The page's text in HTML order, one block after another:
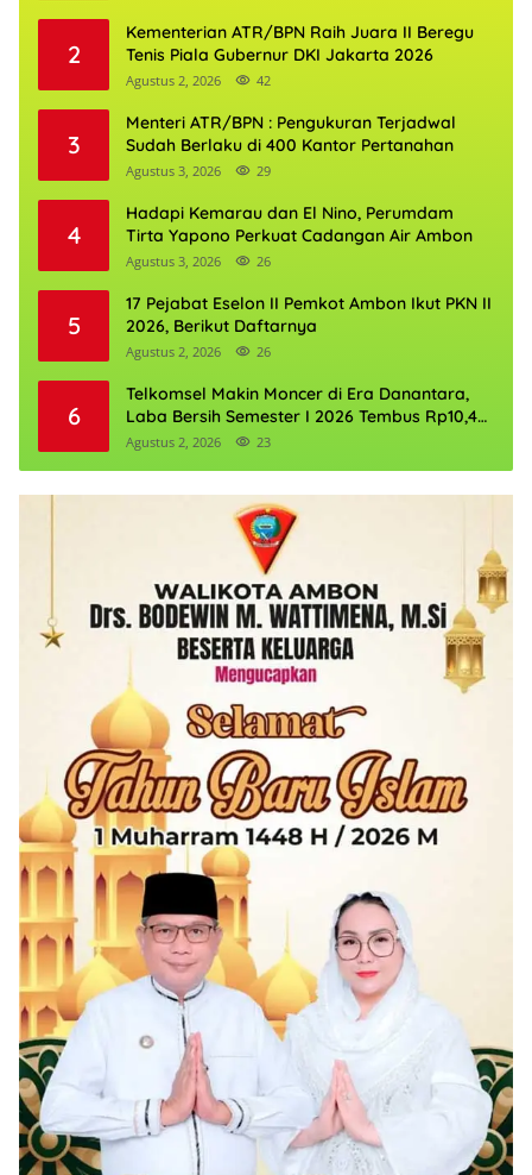
2
Kementerian ATR/BPN Raih Juara II Beregu
Tenis Piala Gubernur DKI Jakarta 2026
Agustus 2, 2026 42
3
Menteri ATR/BPN : Pengukuran Terjadwal
Sudah Berlaku di 400 Kantor Pertanahan
Agustus 3, 2026 29
4
Hadapi Kemarau dan El Nino, Perumdam
Tirta Yapono Perkuat Cadangan Air Ambon
Agustus 3, 2026 26
5
17 Pejabat Eselon II Pemkot Ambon Ikut PKN II
2026, Berikut Daftarnya
Agustus 2, 2026 26
6
Telkomsel Makin Moncer di Era Danantara,
Laba Bersih Semester I 2026 Tembus Rp10,4
Triliun
Agustus 2, 2026 23